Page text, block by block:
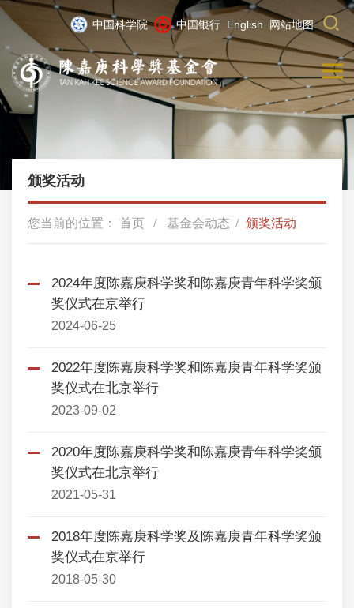
中国科学院 中国银行 English 网站地图
颁奖活动
您当前的位置： 首页 基金会动态 颁奖活动
2024年度陈嘉庚科学奖和陈嘉庚青年科学奖颁
奖仪式在京举行
2024-06-25
2022年度陈嘉庚科学奖和陈嘉庚青年科学奖颁
奖仪式在北京举行
2023-09-02
2020年度陈嘉庚科学奖和陈嘉庚青年科学奖颁
奖仪式在北京举行
2021-05-31
2018年度陈嘉庚科学奖及陈嘉庚青年科学奖颁
奖仪式在京举行
2018-05-30